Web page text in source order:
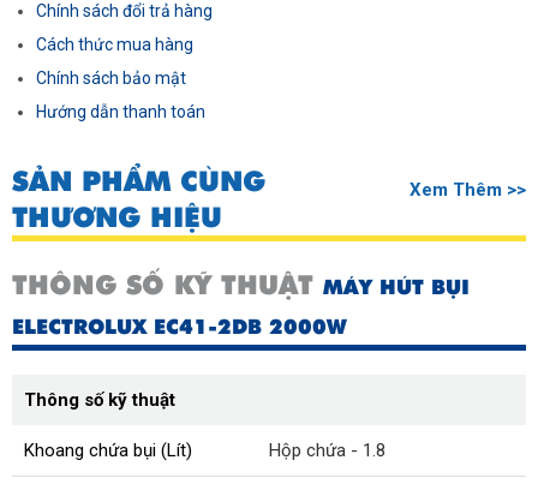
Chính sách đổi trả hàng
Cách thức mua hàng
Chính sách bảo mật
Hướng dẫn thanh toán
SẢN PHẨM CÙNG
THƯƠNG HIỆU
Xem Thêm >>
THÔNG SỐ KỸ THUẬT MÁY HÚT BỤI
ELECTROLUX EC41-2DB 2000W
Thông số kỹ thuật
Khoang chứa bụi (Lít) Hộp chứa - 1.8